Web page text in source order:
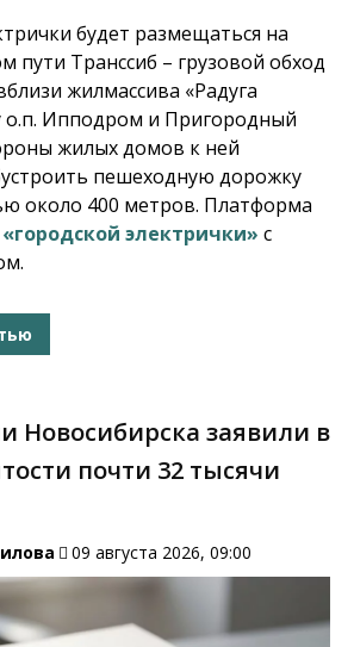
будет размещаться на
пути Транссиб – грузовой обход
жилмассива «Радуга
о.п. Ипподром и Пригородный
жилых домов к ней
пешеходную дорожку
около 400 метров. Платформа
электрички» с
Новосибирска заявили в
почти 32 тысячи
09 августа 2026, 09:00